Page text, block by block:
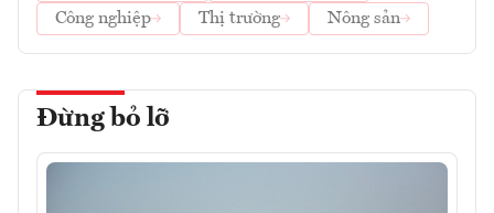
Công nghiệp
Thị trường Nông sản
Đừng bỏ lỡ